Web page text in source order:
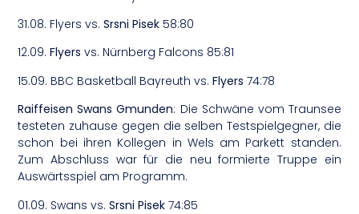
31.08. Flyers vs.Srsni Pisek 58:80
12.09.Flyers vs. Nürnberg Falcons 85:81
15.09. BBC Basketball Bayreuth vs.Flyers 74:78
Raiffeisen Swans Gmunden: Die Schwäne vom Traunsee
testeten zuhause gegen die selben Testspielgegner, die
schon bei ihren Kollegen in Wels am Parkett standen.
Zum Abschluss war für die neu formierte Truppe ein
Auswärtsspiel am Programm.
01.09. Swans vs.Srsni Pisek74:85